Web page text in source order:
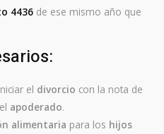
4436 de ese mismo año que
el divorcio con la nota de
apoderado.
alimentaria para los hijos